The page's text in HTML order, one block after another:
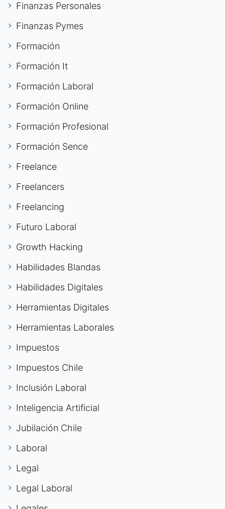
Finanzas Personales
Finanzas Pymes
Formación
Formación It
Formación Laboral
Formación Online
Formación Profesional
Formación Sence
Freelance
Freelancers
Freelancing
Futuro Laboral
Growth Hacking
Habilidades Blandas
Habilidades Digitales
Herramientas Digitales
Herramientas Laborales
Impuestos
Impuestos Chile
Inclusión Laboral
Inteligencia Artificial
Jubilación Chile
Laboral
Legal
Legal Laboral